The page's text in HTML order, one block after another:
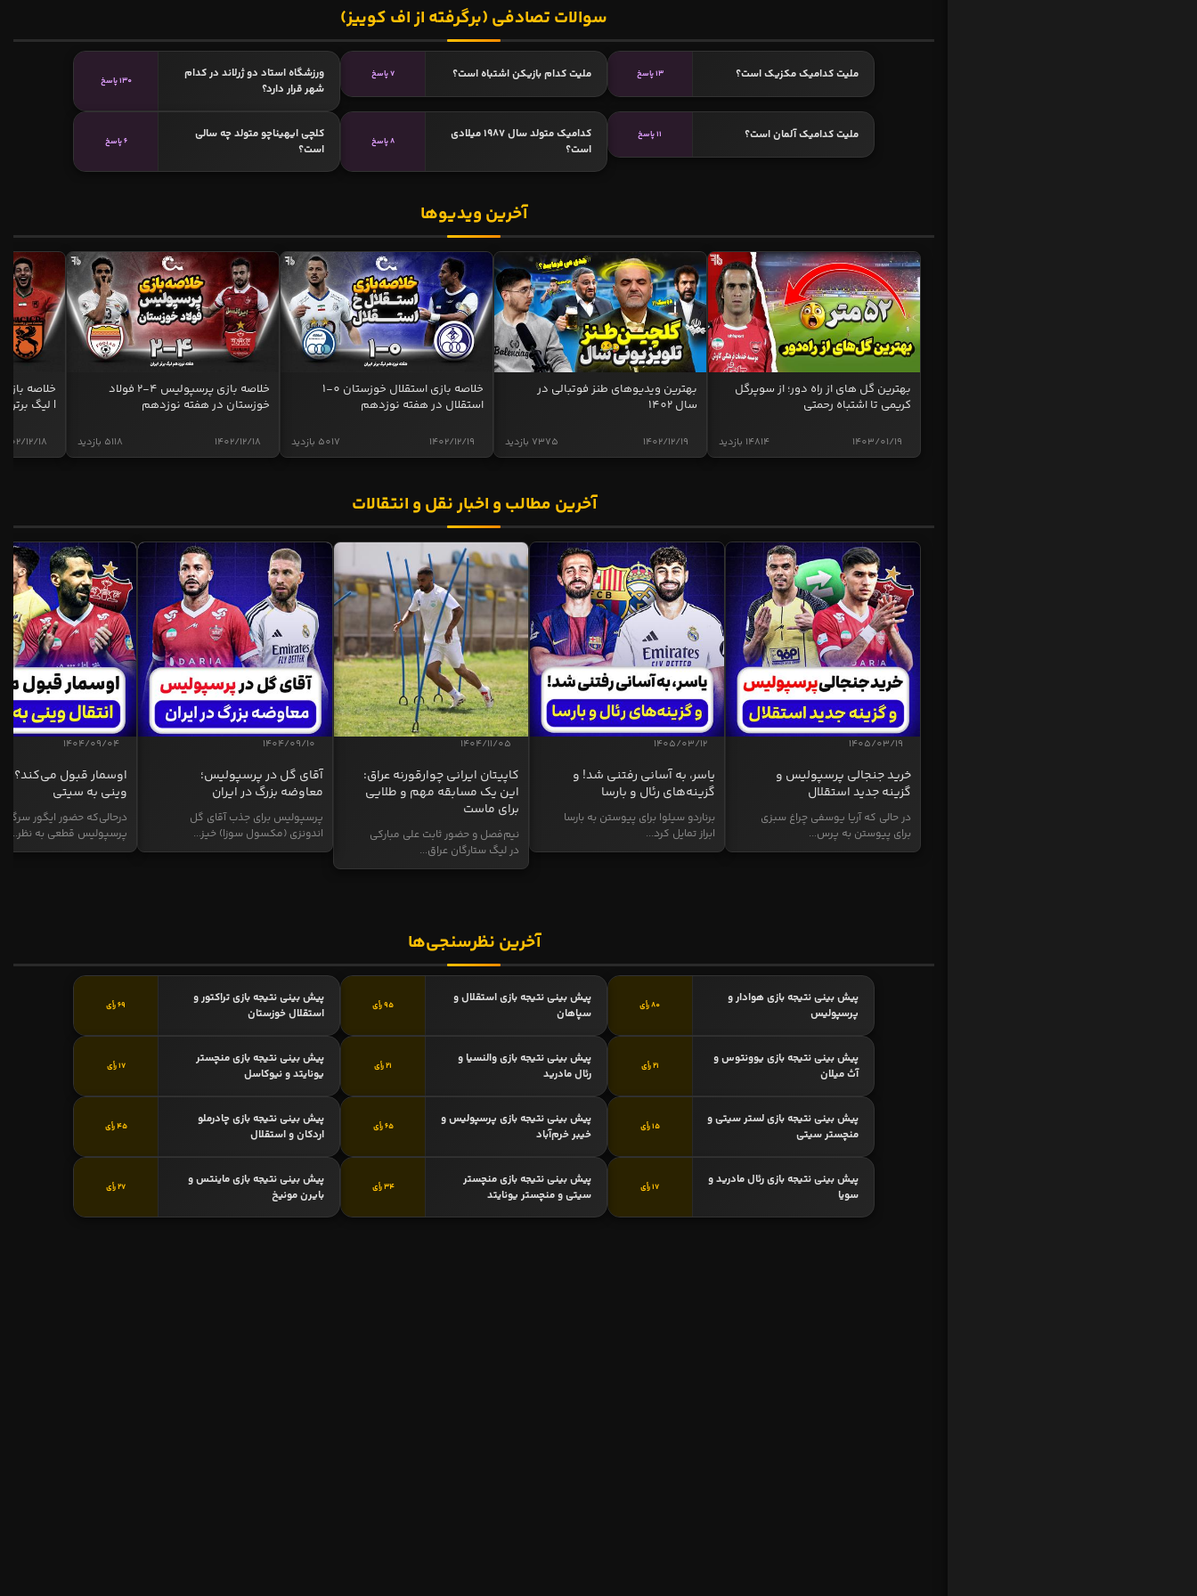
سوالات تصادفی (برگرفته از اف کوییز)
ملیت کدامیک مکزیک است؟ 13 پاسخ ملیت کدام بازیکن اشتباه است؟ 7 پاسخ
ورزشگاه استاد دو ژرلاند در کدام
شهر قرار دارد؟
130 پاسخ
ملیت کدامیک آلمان است؟ 11 پاسخ
کدامیک متولد سال 1987 میلادی
است؟
8 پاسخ
کلچی ایهیناچو متولد چه سالی
است؟
6 پاسخ
آخرین ویدیوها
بهترین گل های از راه دور؛ از سوپرگل
کریمی تا اشتباه رحمتی
14814 بازدید 1403/01/19
بهترین ویدیوهای طنز فوتبالی در
سال 1402
7375 بازدید 1402/12/19
خلاصه بازی استقلال خوزستان 0-1
استقلال در هفته نوزدهم
5017 بازدید 1402/12/19
خلاصه بازی پرسپولیس 4-2 فولاد
خوزستان در هفته نوزدهم
5118 بازدید 1402/12/18
| لیگ برتر
1402/12/18
آخرین مطالب و اخبار نقل و انتقالات
1405/03/19
خرید جنجالی پرسپولیس و
گزینه جدید استقلال
در حالی که آریا یوسفی چراغ سبزی
برای پیوستن به پرس...
1405/03/12
یاسر، به آسانی رفتنی شد! و
گزینه‌های رئال و بارسا
برناردو سیلوا برای پیوستن به بارسا
ابراز تمایل کرد...
1404/11/05
کاپیتان ایرانی چوارقورنه عراق:
این یک مسابقه مهم و طلایی
برای ماست
نیم‌فصل و حضور ثابت علی مبارکی
در لیگ ستارگان عراق...
1404/09/10
آقای گل در پرسپولیس؛
معاوضه بزرگ در ایران
پرسپولیس برای جذب آقای گل
اندونزی (مکسول سوزا) خیز...
1404/09/04
اوسمار قبول می‌کند؟
وینی به سیتی
درحالی‌که حضور ایگور
پرسپولیس قطعی به نظر...
آخرین نظرسنجی‌ها
پیش بینی نتیجه بازی هوادار و
پرسپولیس
80 رأی
پیش بینی نتیجه بازی استقلال و
سپاهان
95 رأی
پیش بینی نتیجه بازی تراکتور و
استقلال خوزستان
69 رأی
پیش بینی نتیجه بازی یوونتوس و
آث میلان
21 رأی
پیش بینی نتیجه بازی والنسیا و
رئال مادرید
21 رأی
پیش بینی نتیجه بازی منچستر
یونایتد و نیوکاسل
17 رأی
پیش بینی نتیجه بازی لستر سیتی و
منچستر سیتی
15 رأی
پیش بینی نتیجه بازی پرسپولیس و
خیبر خرم‌آباد
65 رأی
پیش بینی نتیجه بازی چادرملو
اردکان و استقلال
45 رأی
پیش بینی نتیجه بازی رئال مادرید و
سویا
17 رأی
پیش بینی نتیجه بازی منچستر
سیتی و منچستر یونایتد
34 رأی
پیش بینی نتیجه بازی ماینتس و
بایرن مونیخ
27 رأی